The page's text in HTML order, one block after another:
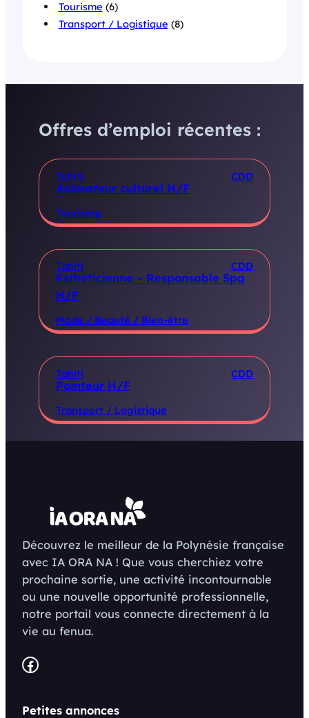
Tourisme (6)
Transport / Logistique (8)
Offres d’emploi récentes :
Tahiti CDD
Animateur culturel H/F
Tourisme
Tahiti CDD
Esthéticienne – Responsable Spa
H/F
Mode / Beauté / Bien-être
Tahiti CDD
Pointeur H/F
Transport / Logistique
Découvrez le meilleur de la Polynésie française
avec IA ORA NA ! Que vous cherchiez votre
prochaine sortie, une activité incontournable
ou une nouvelle opportunité professionnelle,
notre portail vous connecte directement à la
vie au fenua.
Facebook
Petites annonces